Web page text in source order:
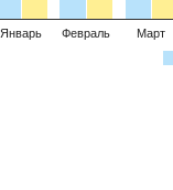
Январь Февраль Март